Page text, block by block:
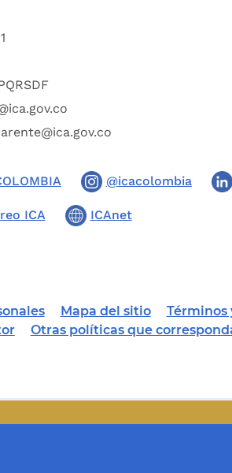
@icacolombia
ICA ICAnet
Mapa del sitio Términos
Otras políticas que